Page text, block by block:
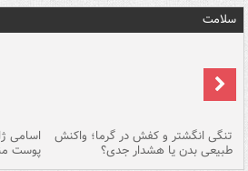
سلامت
تنگی انگشتر و کفش در گرما؛ واکنش
طبیعی بدن یا هشدار جدی؟
اسامی
پوست